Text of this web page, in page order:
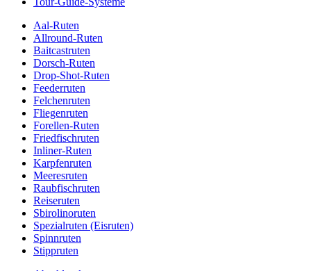
Aal-Ruten
Allround-Ruten
Baitcastruten
Dorsch-Ruten
Drop-Shot-Ruten
Feederruten
Felchenruten
Fliegenruten
Forellen-Ruten
Friedfischruten
Inliner-Ruten
Karpfenruten
Meeresruten
Raubfischruten
Reiseruten
Sbirolinoruten
Spezialruten (Eisruten)
Spinnruten
Stippruten